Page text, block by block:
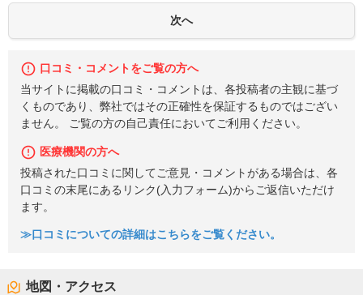
口コミ・コメントをご覧の方へ
当サイトに掲載の口コミ・コメントは、各投稿者の主観に基づ
くものであり、弊社ではその正確性を保証するものではござい
ません。 ご覧の方の自己責任においてご利用ください。
医療機関の方へ
投稿された口コミに関してご意見・コメントがある場合は、各
口コミの末尾にあるリンク(入力フォーム)からご返信いただけ
ます。
≫口コミについての詳細はこちらをご覧ください。
地図・アクセス